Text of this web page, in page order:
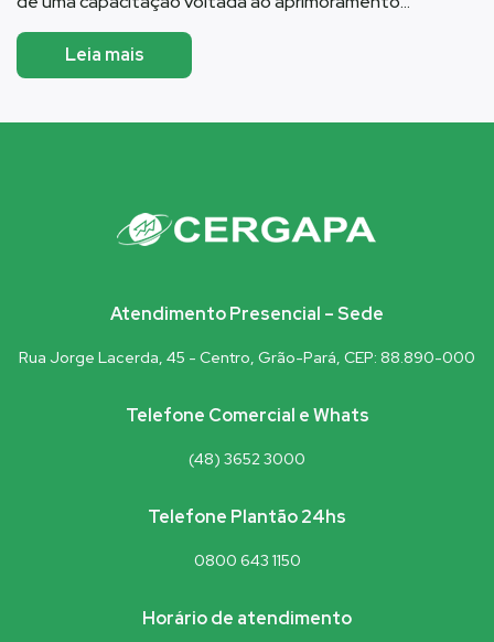
Leia mais
Atendimento Presencial – Sede
Rua Jorge Lacerda, 45 - Centro, Grão-Pará, CEP: 88.890-000
Telefone Comercial e Whats
(48) 3652 3000
Telefone Plantão 24hs
0800 643 1150
Horário de atendimento